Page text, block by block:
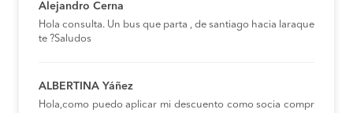
Alejandro Cerna
Hola consulta. Un bus que parta , de santiago hacia laraque
te ?Saludos
ALBERTINA Yáñez
Hola,como puedo aplicar mi descuento como socia compr